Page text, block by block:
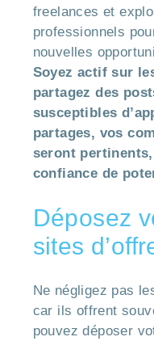
freelances et
professionnels
nouvelles
Soyez actif sur
partagez des
susceptibles
partages, vos
seront
confiance de
Déposez
sites
Ne négligez pas
car ils offrent
pouvez déposer